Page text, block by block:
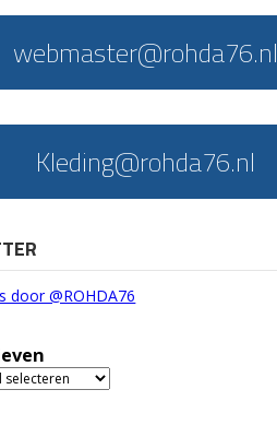
webmaster@rohda76.nl
Kleding@rohda76.nl
door @ROHDA76